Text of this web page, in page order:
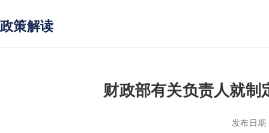
政策解读
财政部有关负责人就
发布日